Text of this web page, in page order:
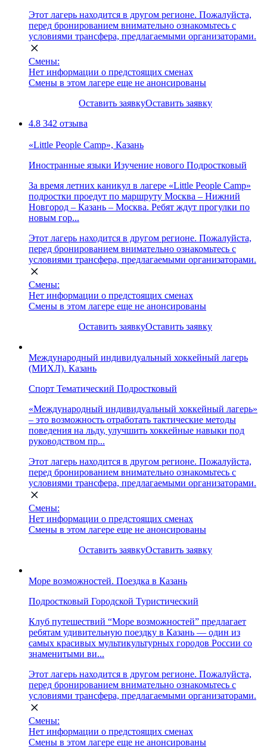
Этот лагерь находится в другом регионе. Пожалуйста,
перед бронированием внимательно ознакомьтесь с
условиями трансфера, предлагаемыми организаторами.
Смены:
Нет информации о предстоящих сменах
Смены в этом лагере еще не анонсированы
Оставить заявкуОставить заявку
4.8 342 отзыва
«Little People Camp», Казань
Иностранные языки Изучение нового Подростковый
За время летних каникул в лагере «Little People Camp»
подростки проедут по маршруту Москва – Нижний
Новгород – Казань – Москва. Ребят ждут прогулки по
новым гор...
Этот лагерь находится в другом регионе. Пожалуйста,
перед бронированием внимательно ознакомьтесь с
условиями трансфера, предлагаемыми организаторами.
Смены:
Нет информации о предстоящих сменах
Смены в этом лагере еще не анонсированы
Оставить заявкуОставить заявку
Международный индивидуальный хоккейный лагерь
(МИХЛ). Казань
Спорт Тематический Подростковый
«Международный индивидуальный хоккейный лагерь»
– это возможность отработать тактические методы
поведения на льду, улучшить хоккейные навыки под
руководством пр...
Этот лагерь находится в другом регионе. Пожалуйста,
перед бронированием внимательно ознакомьтесь с
условиями трансфера, предлагаемыми организаторами.
Смены:
Нет информации о предстоящих сменах
Смены в этом лагере еще не анонсированы
Оставить заявкуОставить заявку
Море возможностей. Поездка в Казань
Подростковый Городской Туристический
Клуб путешествий “Море возможностей” предлагает
ребятам удивительную поездку в Казань — один из
самых красивых мультикультурных городов России со
знаменитыми ви...
Этот лагерь находится в другом регионе. Пожалуйста,
перед бронированием внимательно ознакомьтесь с
условиями трансфера, предлагаемыми организаторами.
Смены:
Нет информации о предстоящих сменах
Смены в этом лагере еще не анонсированы